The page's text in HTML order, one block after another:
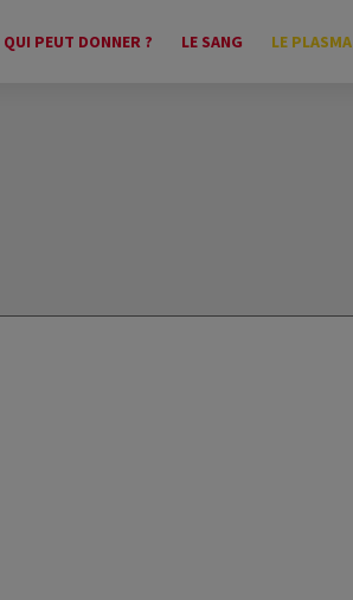
QUI PEUT DONNER ? LE SANG LE PLASMA